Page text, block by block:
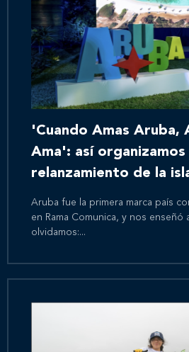
'Cuando Amas Aruba,
Ama': así organizamos
relanzamiento de la
Aruba fue la primera marca país
en Rama Comunica, y nos enseñó
olvidamos:...